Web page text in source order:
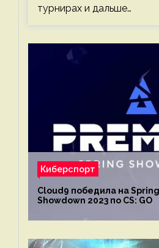
турнирах и дальше…
Киберспорт
Cloud9 победила на
Showdown 2023 по CS: GO